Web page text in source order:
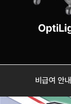
비급여 안내